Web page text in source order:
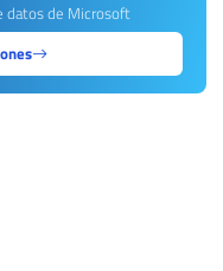
datos de Microsoft